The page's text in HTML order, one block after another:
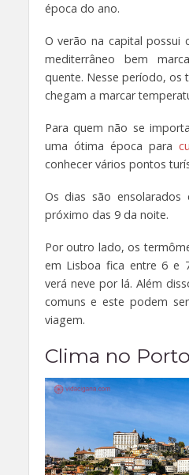
época do ano.
O verão na capital possui
mediterrâneo bem
quente. Nesse período, os
chegam a marcar
Para quem não se
uma ótima época para
conhecer vários pontos
Os dias são
próximo das 9 da noite.
Por outro lado, os
em Lisboa fica entre 6 e
verá neve por lá. Além
comuns e este podem
viagem.
Clima no Porto